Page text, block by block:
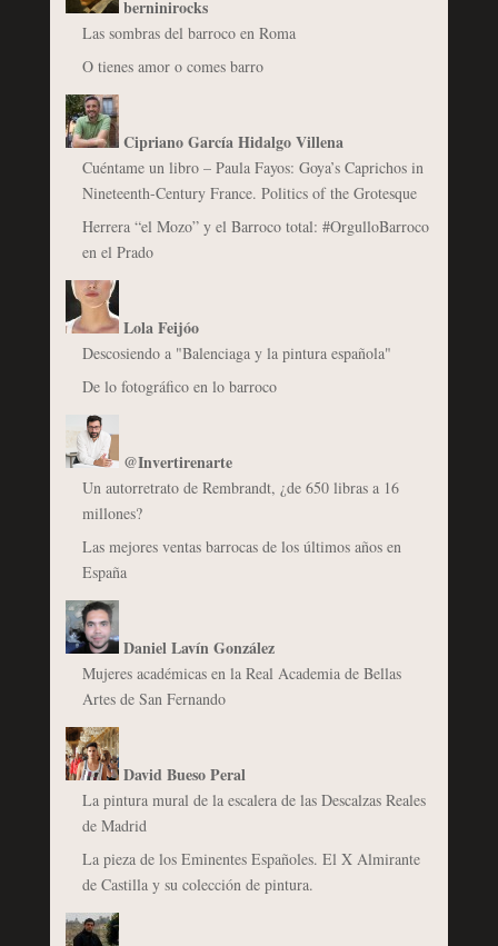
berninirocks
Las sombras del barroco en Roma
O tienes amor o comes barro
Cipriano García Hidalgo Villena
Cuéntame un libro – Paula Fayos: Goya’s Caprichos in
Nineteenth-Century France. Politics of the Grotesque
Herrera “el Mozo” y el Barroco total: #OrgulloBarroco
en el Prado
Lola Feijóo
Descosiendo a "Balenciaga y la pintura española"
De lo fotográfico en lo barroco
@Invertirenarte
Un autorretrato de Rembrandt, ¿de 650 libras a 16
millones?
Las mejores ventas barrocas de los últimos años en
España
Daniel Lavín González
Mujeres académicas en la Real Academia de Bellas
Artes de San Fernando
David Bueso Peral
La pintura mural de la escalera de las Descalzas Reales
de Madrid
La pieza de los Eminentes Españoles. El X Almirante
de Castilla y su colección de pintura.